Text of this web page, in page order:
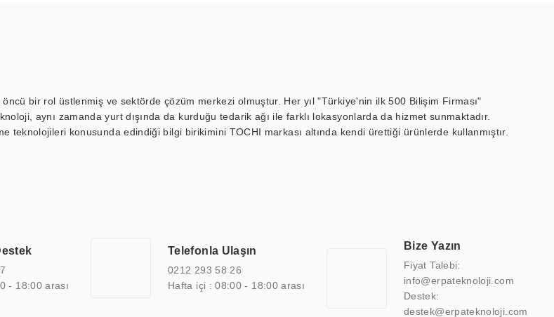
bir rol üstlenmiş ve sektörde çözüm merkezi olmuştur. Her yıl "Türkiye'nin ilk 500 Bilişim Firması"
aynı zamanda yurt dışında da kurduğu tedarik ağı ile farklı lokasyonlarda da hizmet sunmaktadır.
konusunda edindiği bilgi birikimini TOCHI markası altında kendi ürettiği ürünlerde kullanmıştır.
ve sertifikalara sahip olup, etik değerlere bağlı bir şekilde hareket etmektedir. Kaliteli ekipmanı, uzman kadroları,
öne çıkmasına ve sürekli gelişimine katkı sağlamaktadır.
- 18:00 arası
Telefonla Ulaşın
0212 293 58 26
Hafta içi : 08:00 - 18:00 arası
Bize Yazın
Fiyat Talebi:
info@erpateknoloji.com
Destek:
destek@erpateknoloji.com